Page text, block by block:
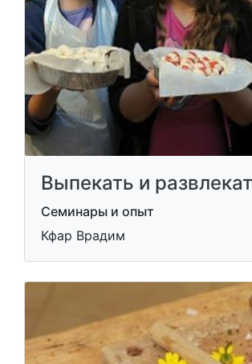
Выпекать и
Семинары и опыт
Кфар Врадим